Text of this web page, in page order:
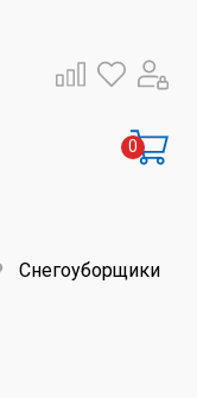
Снегоуборщики